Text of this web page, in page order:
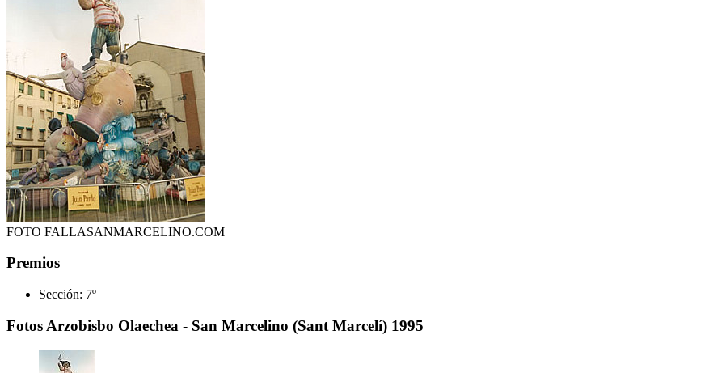
FOTO FALLASANMARCELINO.COM
Premios
Sección: 7º
Fotos Arzobisbo Olaechea - San Marcelino (Sant Marcelí) 1995